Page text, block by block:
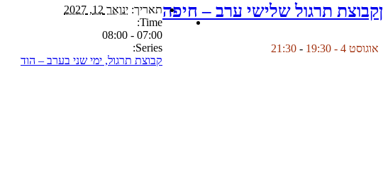
קבוצת תרגול שלישי ערב – חיפה
אוגוסט 4 - 19:30 -
21:30
תאריך: ינואר 12, 2027
Time:
07:00 - 08:00
Series:
קבוצת תרגול, ימי שני בערב – הוד